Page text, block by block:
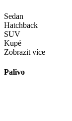
Sedan
Hatchback
SUV
Kupé
Zobrazit více
Palivo